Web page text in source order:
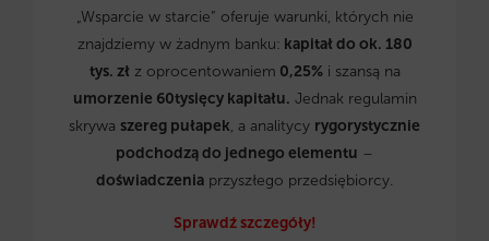
„Wsparcie w starcie” oferuje warunki, których nie
znajdziemy w żadnym banku: kapitał do ok. 180
tys. zł z oprocentowaniem 0,25%i szansą na
umorzenie 60tysięcy kapitału. Jednak regulamin
skrywa szereg pułapek, a analitycy rygorystycznie
podchodzą do jednego elementu –
doświadczenia przyszłego przedsiębiorcy.
Sprawdź szczegóły!